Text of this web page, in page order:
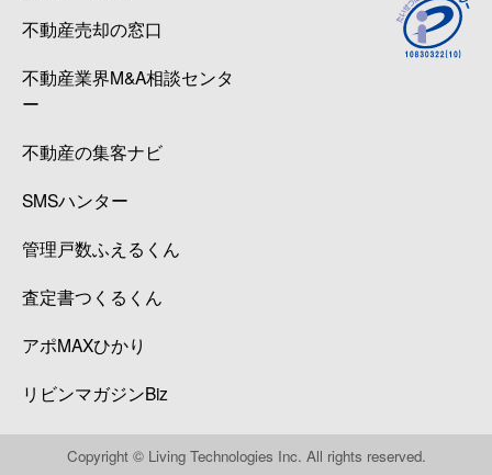
不動産売却の窓口
不動産業界M&A相談センタ
ー
不動産の集客ナビ
SMSハンター
管理戸数ふえるくん
査定書つくるくん
アポMAXひかり
リビンマガジンBiz
Copyright © Living Technologies Inc. All rights reserved.